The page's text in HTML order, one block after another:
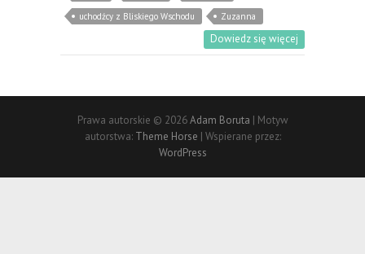
uchodźcy z Bliskiego Wschodu
Zuzanna
Dowiedz się więcej
Prawa autorskie © 2026Adam Boruta | Motyw
autorstwa: Theme Horse | Wspierane przez:
WordPress